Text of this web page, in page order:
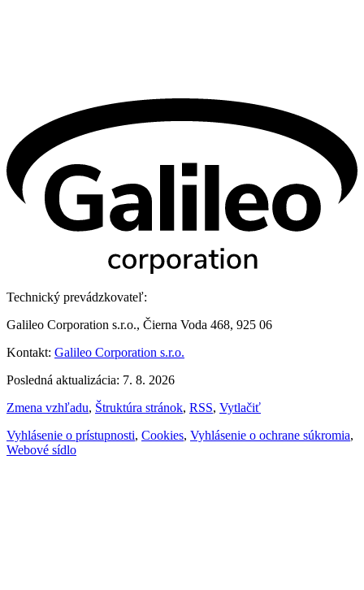
Technický prevádzkovateľ:
Galileo Corporation s.r.o., Čierna Voda 468, 925 06
Kontakt: Galileo Corporation s.r.o.
Posledná aktualizácia: 7. 8. 2026
Zmena vzhľadu, Štruktúra stránok, RSS, Vytlačiť
Vyhlásenie o prístupnosti, Cookies, Vyhlásenie o ochrane súkromia,
Webové sídlo